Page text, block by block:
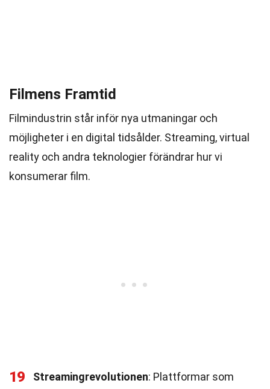
Filmens Framtid
Filmindustrin står inför nya utmaningar och
möjligheter i en digital tidsålder. Streaming, virtual
reality och andra teknologier förändrar hur vi
konsumerar film.
19 Streamingrevolutionen: Plattformar som